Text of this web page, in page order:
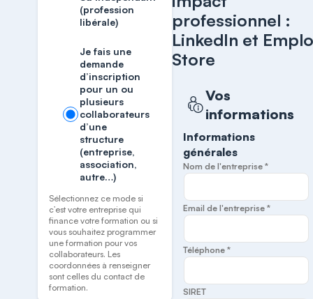
(profession
libérale)
Je fais une
demande
d’inscription
pour un ou
plusieurs
collaborateurs
d’une
structure
(entreprise,
association,
autre…)
Sélectionnez ce mode si
c’est votre entreprise qui
finance votre formation ou si
vous souhaitez programmer
une formation pour vos
collaborateurs. Les
coordonnées à renseigner
sont celles du contact de
formation.
professionnel :
LinkedIn et
Store
Vos
informations
Informations
générales
Nom de l'entreprise *
Email de l'entreprise *
Téléphone *
SIRET